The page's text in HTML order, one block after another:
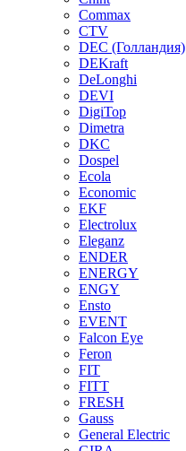
Commax
CTV
DEC (Голландия)
DEKraft
DeLonghi
DEVI
DigiTop
Dimetra
DKC
Dospel
Ecola
Economic
EKF
Electrolux
Eleganz
ENDER
ENERGY
ENGY
Ensto
EVENT
Falcon Eye
Feron
FIT
FITT
FRESH
Gauss
General Electric